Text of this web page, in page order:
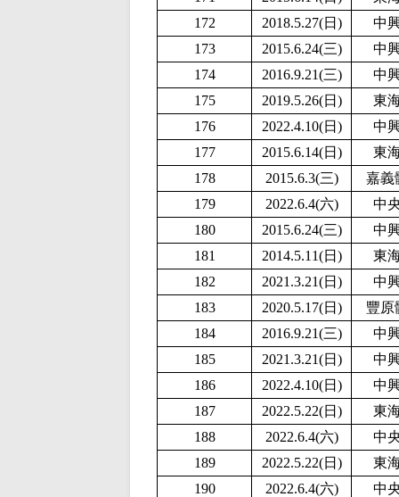
172
2018.5.27(日)
中
173
2015.6.24(三)
中
174
2016.9.21(三)
中
175
2019.5.26(日)
東
176
2022.4.10(日)
中
177
2015.6.14(日)
東
178
2015.6.3(三)
嘉義
179
2022.6.4(六)
中
180
2015.6.24(三)
中
181
2014.5.11(日)
東
182
2021.3.21(日)
中
183
2020.5.17(日)
豐原
184
2016.9.21(三)
中
185
2021.3.21(日)
中
186
2022.4.10(日)
中
187
2022.5.22(日)
東
188
2022.6.4(六)
中
189
2022.5.22(日)
東
190
2022.6.4(六)
中